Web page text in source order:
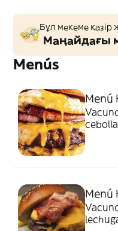
Бұл мекеме қазір
Маңайдағы
Menús
Menú
Menú